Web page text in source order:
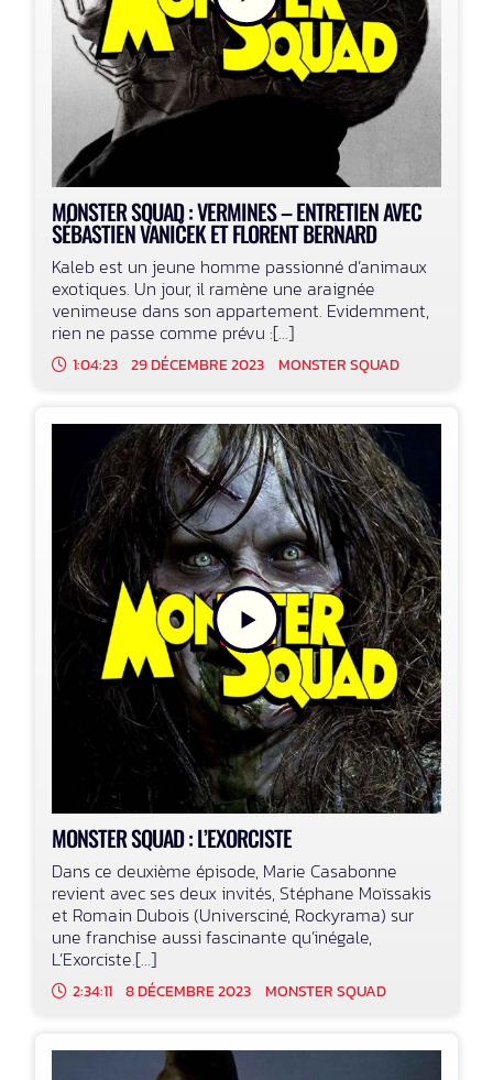
MONSTER SQUAD : VERMINES – ENTRETIEN AVEC
SÉBASTIEN VANIČEK ET FLORENT BERNARD
Kaleb est un jeune homme passionné d’animaux
exotiques. Un jour, il ramène une araignée
venimeuse dans son appartement. Evidemment,
rien ne passe comme prévu :[...]
1:04:23 29 DÉCEMBRE 2023 MONSTER SQUAD
MONSTER SQUAD : L’EXORCISTE
Dans ce deuxième épisode, Marie Casabonne
revient avec ses deux invités, Stéphane Moïssakis
et Romain Dubois (Universciné, Rockyrama) sur
une franchise aussi fascinante qu’inégale,
L’Exorciste.[...]
2:34:11 8 DÉCEMBRE 2023 MONSTER SQUAD